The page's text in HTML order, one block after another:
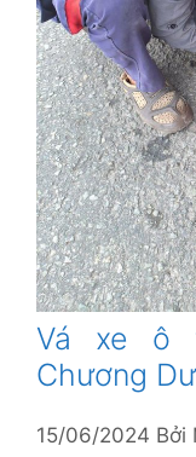
Vá xe ô
Chương
15/06/2024 Bởi